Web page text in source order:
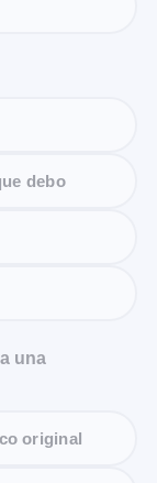
debo
una
original